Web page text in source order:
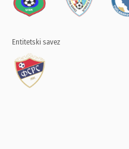
Entitetski savez